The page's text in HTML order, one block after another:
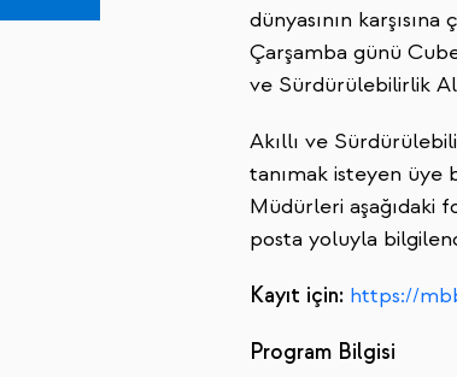
dünyasının karşısına
Çarşamba günü
ve Sürdürülebilirlik
Akıllı ve
tanımak isteyen üye
Müdürleri aşağıdaki
posta yoluyla
Kayıt için: https://
Program Bilgisi